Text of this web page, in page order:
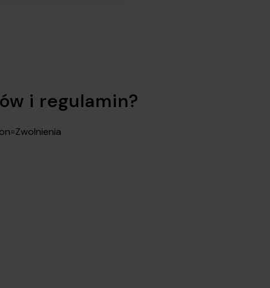
i regulamin?